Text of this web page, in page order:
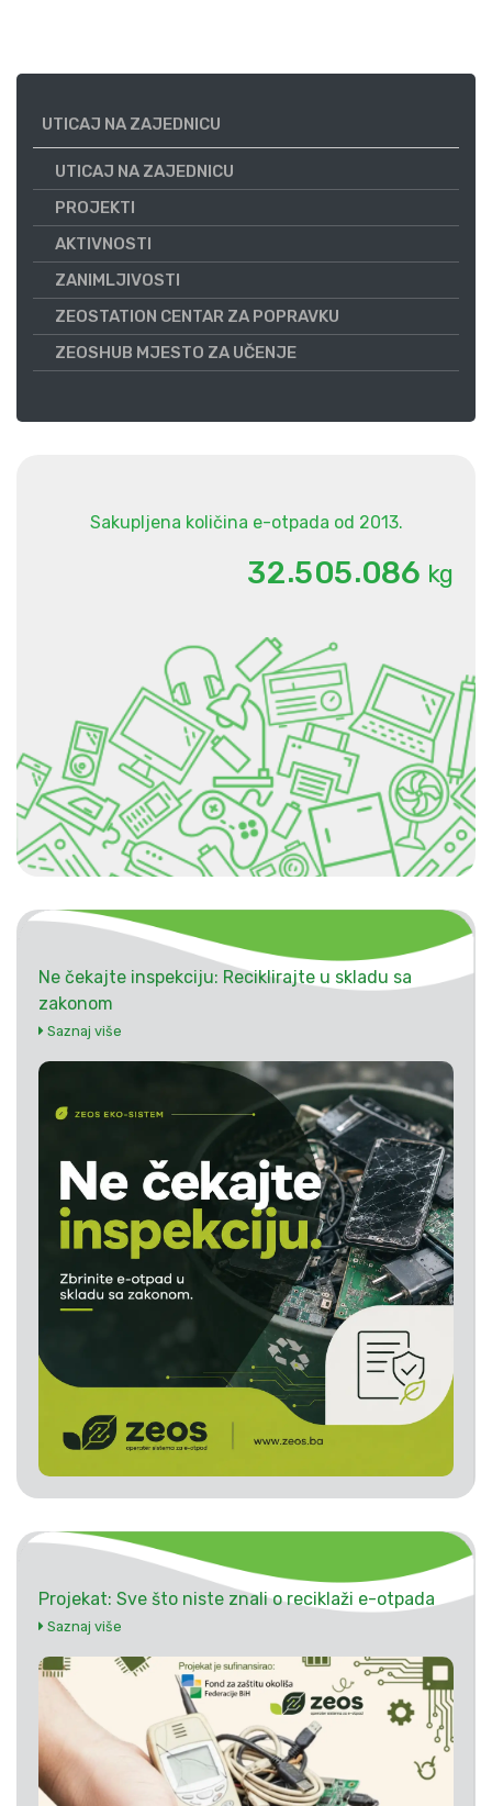
UTICAJ NA ZAJEDNICU
UTICAJ NA ZAJEDNICU
PROJEKTI
AKTIVNOSTI
ZANIMLJIVOSTI
ZEOSTATION CENTAR ZA POPRAVKU
ZEOSHUB MJESTO ZA UČENJE
Sakupljena količina e-otpada od 2013.
32.505.086 kg
Ne čekajte inspekciju: Reciklirajte u skladu sa
zakonom
Saznaj više
Projekat: Sve što niste znali o reciklaži e-otpada
Saznaj više